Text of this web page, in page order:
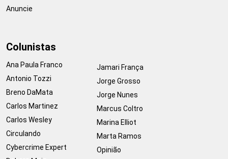
Anuncie
Colunistas
Ana Paula Franco
Antonio Tozzi
Breno DaMata
Carlos Martinez
Carlos Wesley
Circulando
Cybercrime Expert
Jamari França
Jorge Grosso
Jorge Nunes
Marcus Coltro
Marina Elliot
Marta Ramos
Opinião